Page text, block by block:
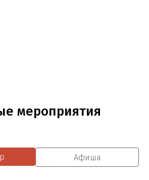
мероприятия
Афиша